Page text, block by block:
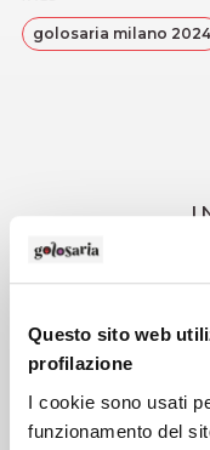
Questo sito web
profilazione
I cookie sono usati
funzionamento del
golosaria milano 2024
I